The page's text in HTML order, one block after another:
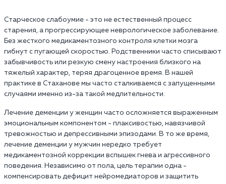
Старческое слабоумие - это не естественный процесс
старения, а прогрессирующее неврологическое заболевание.
Без жесткого медикаментозного контроля клетки мозга
гибнут с пугающей скоростью. Родственники часто списывают
забывчивость или резкую смену настроения близкого на
тяжелый характер, теряя драгоценное время. В нашей
практике в Стаханове мы часто сталкиваемся с запущенными
случаями именно из-за такой медлительности.
Лечение деменции у женщин часто осложняется выраженным
эмоциональным компонентом - плаксивостью, навязчивой
тревожностью и депрессивными эпизодами. В то же время,
лечение деменции у мужчин нередко требует
медикаментозной коррекции вспышек гнева и агрессивного
поведения. Независимо от пола, цель терапии одна -
компенсировать дефицит нейромедиаторов и защитить